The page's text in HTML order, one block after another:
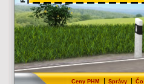
Ceny PHM Správy